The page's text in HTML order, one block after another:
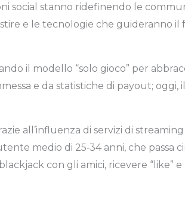
social stanno ridefinendo le
e le tecnologie che guideranno il
il modello “solo gioco” per
e da statistiche di payout;
all’influenza di servizi di
medio di 25‑34 anni, che passa
con gli amici, ricevere “like”